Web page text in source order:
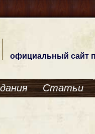
официальный сайт
Статьи